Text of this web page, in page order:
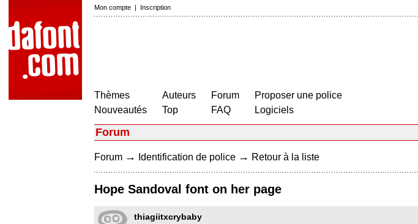
Mon compte | Inscription
Thèmes
Nouveautés
Auteurs
Top
Forum
FAQ
Proposer une police
Logiciels
Forum
Forum → Identification de police → Retour à la liste
Hope Sandoval font on her page
thiagiitxcrybaby